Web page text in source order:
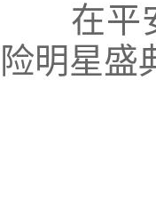
在平安
险明星盛